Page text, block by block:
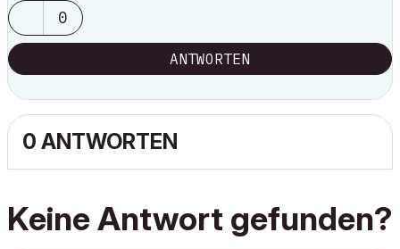
0
ANTWORTEN
0 ANTWORTEN
Keine Antwort gefunden?